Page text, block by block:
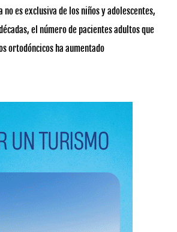
es exclusiva de los niños y adolescentes,
el número de pacientes adultos que
ortodóncicos ha aumentado